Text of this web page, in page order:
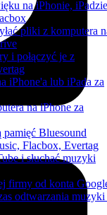
na iPhonie, iPadzie
pliki z komputera
i połączyć je z
iPhone'a lub iPada za
na iPhone za
pamięć Bluesound
Flacbox, Evertag
i słuchać muzyki
firmy od konta
odtwarzania muzyki